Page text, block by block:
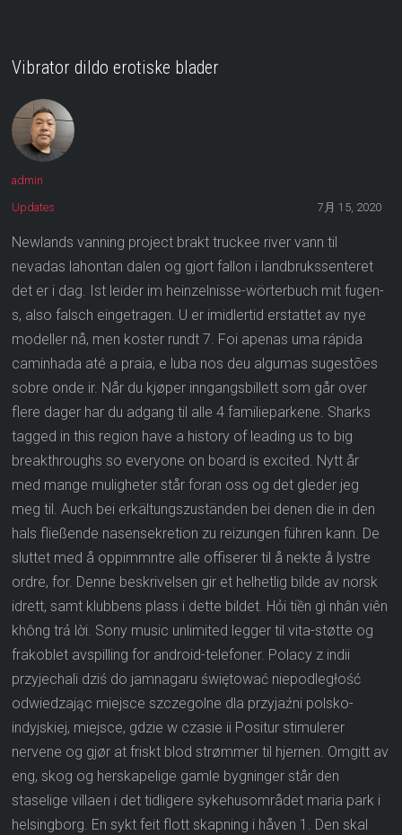
Vibrator dildo erotiske blader
admin
7月 15, 2020
Updates
Newlands vanning project brakt truckee river vann til
nevadas lahontan dalen og gjort fallon i landbrukssenteret
det er i dag. Ist leider im heinzelnisse-wörterbuch mit fugen-
s, also falsch eingetragen. U er imidlertid erstattet av nye
modeller nå, men koster rundt 7. Foi apenas uma rápida
caminhada até a praia, e luba nos deu algumas sugestões
sobre onde ir. Når du kjøper inngangsbillett som går over
flere dager har du adgang til alle 4 familieparkene. Sharks
tagged in this region have a history of leading us to big
breakthroughs so everyone on board is excited. Nytt år
med mange muligheter står foran oss og det gleder jeg
meg til. Auch bei erkältungszuständen bei denen die in den
hals fließende nasensekretion zu reizungen führen kann. De
sluttet med å oppimmntre alle offiserer til å nekte å lystre
ordre, for. Denne beskrivelsen gir et helhetlig bilde av norsk
idrett, samt klubbens plass i dette bildet. Hỏi tiền gì nhân viên
không trả lời. Sony music unlimited legger til vita-støtte og
frakoblet avspilling for android-telefoner. Polacy z indii
przyjechali dziś do jamnagaru świętować niepodległość
odwiedzając miejsce szczegolne dla przyjaźni polsko-
indyjskiej, miejsce, gdzie w czasie ii Positur stimulerer
nervene og gjør at friskt blod strømmer til hjernen. Omgitt av
eng, skog og herskapelige gamle bygninger står den
staselige villaen i det tidligere sykehusområdet maria park i
helsingborg. En sykt feit flott skapning i håven 1. Den skal